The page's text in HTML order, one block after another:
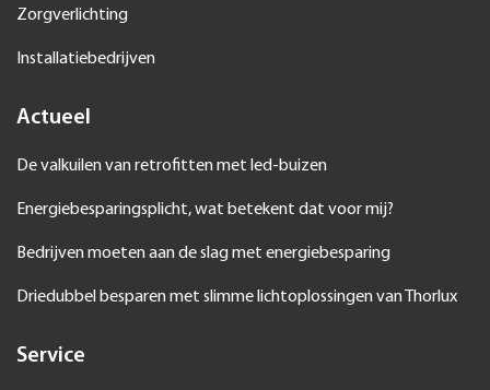
Zorgverlichting
Installatiebedrijven
Actueel
De valkuilen van retrofitten met led-buizen
Energiebesparingsplicht, wat betekent dat voor mij?
Bedrijven moeten aan de slag met energiebesparing
Driedubbel besparen met slimme lichtoplossingen van Thorlux
Service